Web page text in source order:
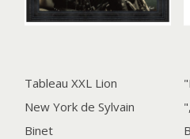
Tableau XXL Lion
New York de Sylvain
Binet